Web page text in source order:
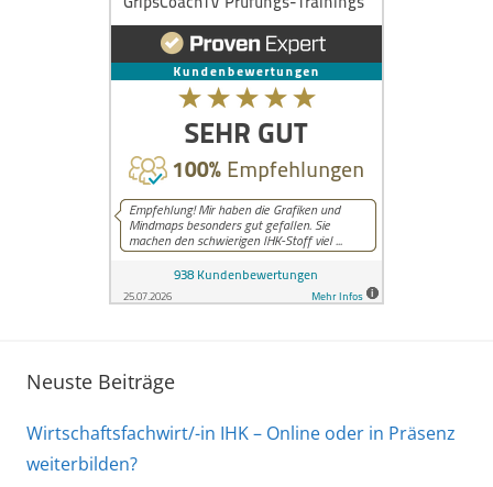
Neuste Beiträge
Wirtschaftsfachwirt/-in IHK – Online oder in Präsenz
weiterbilden?